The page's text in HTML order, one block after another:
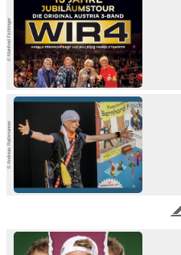
© Manfred Fichtinger
© Andreas Rathmanner